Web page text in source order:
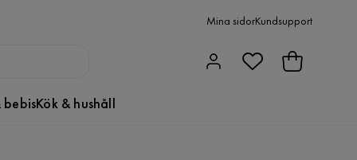
Mina sidorKundsupport
bebisKök & hushåll